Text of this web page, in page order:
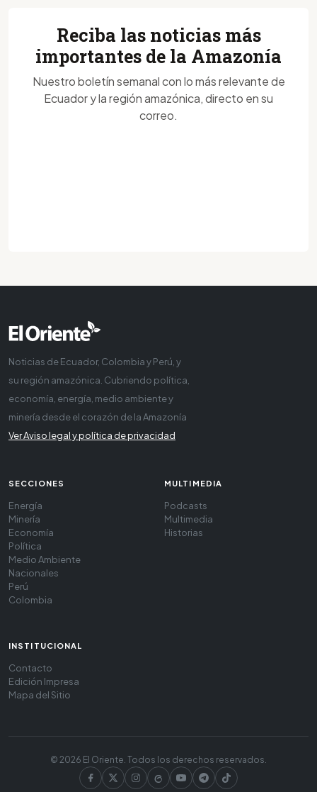
Reciba las noticias más
importantes de la Amazonía
Nuestro boletín semanal con lo más relevante de
Ecuador y la región amazónica, directo en su
correo.
Noticias de Ecuador, Colombia y Perú, y
su región amazónica. Cubriendo política,
economía, energía, medio ambiente y
minería desde el corazón de la Amazonía
Ver Aviso legal y política de privacidad
SECCIONES
Energía
Minería
Economía
Política
Medio Ambiente
Nacionales
Perú
Colombia
MULTIMEDIA
Podcasts
Multimedia
Historias
INSTITUCIONAL
Contacto
Edición Impresa
Mapa del Sitio
© 2026 El Oriente. Todos los derechos reservados.